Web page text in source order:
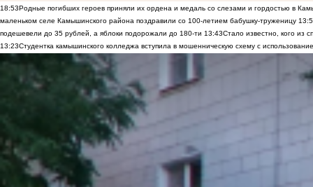
18:53Родные погибших героев приняли их ордена и медаль со слезами и гордостью в
маленьком селе Камышинского района поздравили со 100-летием бабушку-труженицу
подешевели до 35 рублей, а яблоки подорожали до 180-ти 13:43Стало известно, кого из
13:23Студентка камышинского колледжа вступила в мошенническую схему с